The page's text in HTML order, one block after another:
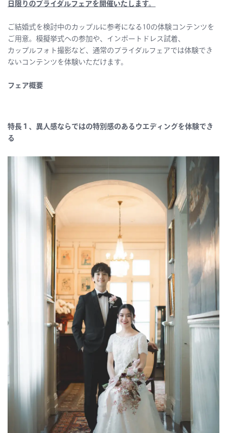
日限りのブライダルフェアを開催いたします。
ご結婚式を検討中のカップルに参考になる10の体験コンテンツを
ご用意。模擬挙式への参加や、インポートドレス試着、
カップルフォト撮影など、通常のブライダルフェアでは体験でき
ないコンテンツを体験いただけます。
フェア概要
特長１、異人感ならではの特別感のあるウエディングを体験でき
る